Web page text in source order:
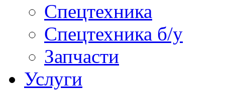
Спецтехника
Спецтехника б/у
Запчасти
Услуги